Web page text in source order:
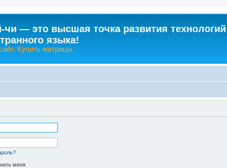
чи — это высшая точка развития технологий
языка!
Купить матрицы.
меня